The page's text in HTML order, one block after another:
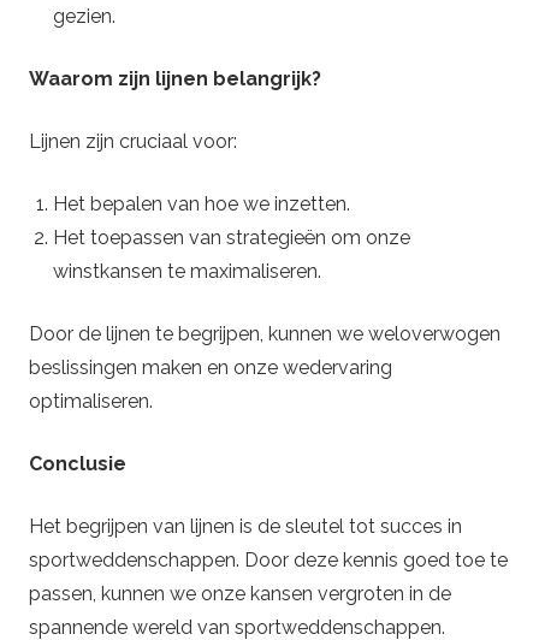
o
m
–
W
e
d
t
i
p
s
gezien.
Waarom zijn lijnen belangrijk?
Lijnen zijn cruciaal voor:
Het bepalen van hoe we inzetten.
Het toepassen van strategieën om onze
winstkansen te maximaliseren.
Door de lijnen te begrijpen, kunnen we weloverwogen
beslissingen maken en onze wedervaring
optimaliseren.
Conclusie
Het begrijpen van lijnen is de sleutel tot succes in
sportweddenschappen. Door deze kennis goed toe te
passen, kunnen we onze kansen vergroten in de
spannende wereld van sportweddenschappen.